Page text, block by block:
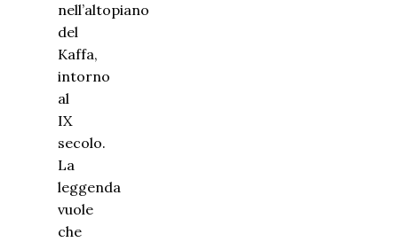
nell’altopiano
del
Kaffa,
intorno
al
IX
secolo.
La
leggenda
vuole
che